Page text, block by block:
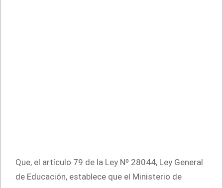
Que, el artículo 79 de la Ley Nº 28044, Ley General
de Educación, establece que el Ministerio de